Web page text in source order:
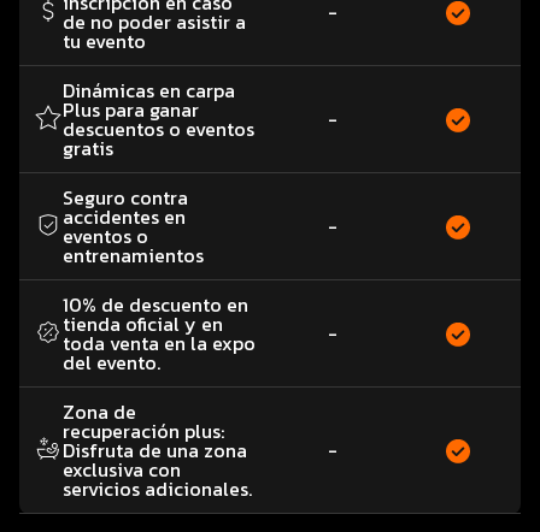
de no poder asistir a
tu evento
-
Dinámicas en carpa
Plus para ganar
descuentos o eventos
gratis
-
Seguro contra
accidentes en
eventos o
entrenamientos
-
10% de descuento en
tienda oficial y en
toda venta en la expo
del evento.
-
Zona de
recuperación plus:
Disfruta de una zona
exclusiva con
servicios adicionales.
-